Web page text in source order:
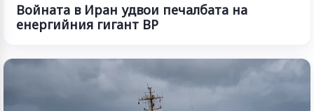
Войната в Иран удвои печалбата на
енергийния гигант BP